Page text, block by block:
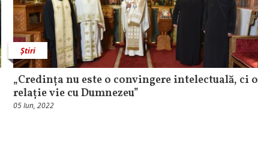
Știri
„Credința nu este o convingere intelectuală, ci o
relație vie cu Dumnezeu”
05 Iun, 2022